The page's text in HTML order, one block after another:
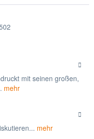
mit seinen großen,
mehr
mehr